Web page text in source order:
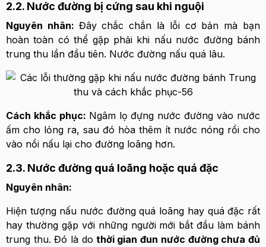
2.2. Nước đường bị cứng sau khi nguội
Nguyên nhân: Đây chắc chắn là lỗi cơ bản mà bạn
hoàn toàn có thể gặp phải khi nấu nước đường bánh
trung thu lần đầu tiên. Nước đường nấu quá lâu.
Cách khắc phục: Ngâm lọ đựng nước đường vào nước
ấm cho lỏng ra, sau đó hòa thêm ít nước nóng rồi cho
vào nồi nấu lại cho đường loãng hơn.
2.3. Nước đường quá loãng hoặc quá đặc
Nguyên nhân:
Hiện tượng nấu nước đường quá loãng hay quá đặc rất
hay thường gặp với những người mới bắt đầu làm bánh
trung thu. Đó là do thời gian đun nước đường chưa đủ